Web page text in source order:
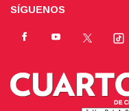
SÍGUENOS